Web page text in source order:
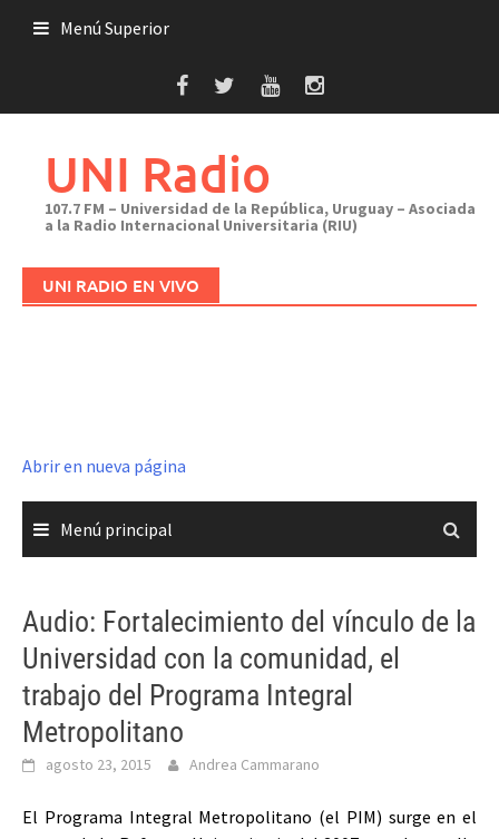
Menú Superior
UNI Radio
107.7 FM – Universidad de la República, Uruguay – Asociada
a la Radio Internacional Universitaria (RIU)
UNI RADIO EN VIVO
Abrir en nueva página
Menú principal
Audio: Fortalecimiento del vínculo de la
Universidad con la comunidad, el
trabajo del Programa Integral
Metropolitano
agosto 23, 2015 Andrea Cammarano
El Programa Integral Metropolitano (el PIM) surge en el